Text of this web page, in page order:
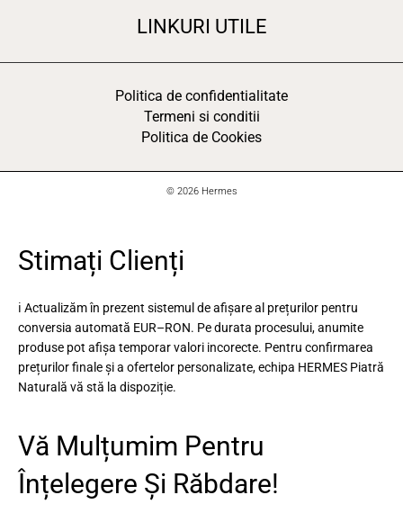
LINKURI UTILE
Politica de confidentialitate
Termeni si conditii
Politica de Cookies
© 2026 Hermes
Stimați Clienți
ℹ️ Actualizăm în prezent sistemul de afișare al prețurilor pentru
conversia automată EUR–RON. Pe durata procesului, anumite
produse pot afișa temporar valori incorecte. Pentru confirmarea
prețurilor finale și a ofertelor personalizate, echipa HERMES Piatră
Naturală vă stă la dispoziție.
Vă Mulțumim Pentru
Înțelegere Și Răbdare!